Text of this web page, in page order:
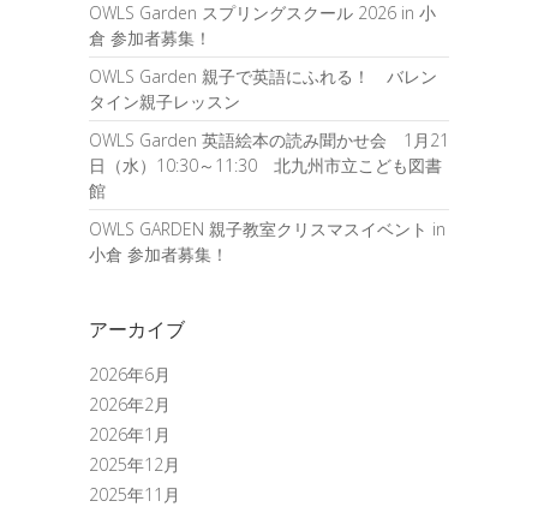
OWLS Garden スプリングスクール 2026 in 小
倉 参加者募集！
OWLS Garden 親子で英語にふれる！ バレン
タイン親子レッスン
OWLS Garden 英語絵本の読み聞かせ会 1月21
日（水）10:30～11:30 北九州市立こども図書
館
OWLS GARDEN 親子教室クリスマスイベント in
小倉 参加者募集！
アーカイブ
2026年6月
2026年2月
2026年1月
2025年12月
2025年11月